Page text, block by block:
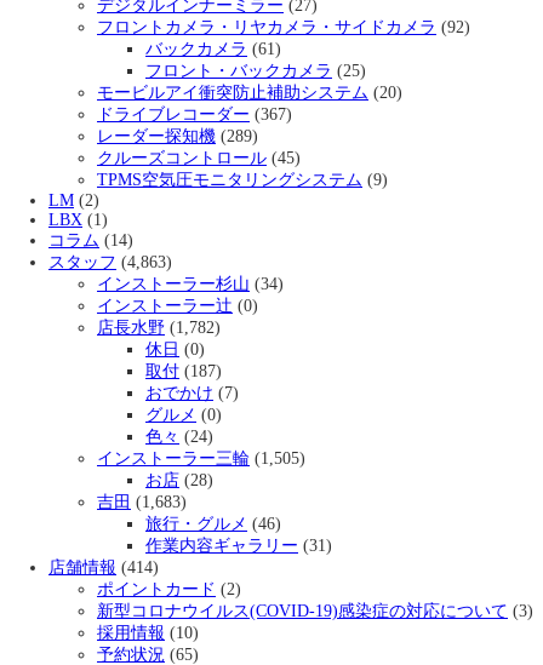
デジタルインナーミラー (27)
フロントカメラ・リヤカメラ・サイドカメラ (92)
バックカメラ (61)
フロント・バックカメラ (25)
モービルアイ衝突防止補助システム (20)
ドライブレコーダー (367)
レーダー探知機 (289)
クルーズコントロール (45)
TPMS空気圧モニタリングシステム (9)
LM (2)
LBX (1)
コラム (14)
スタッフ (4,863)
インストーラー杉山 (34)
インストーラー辻 (0)
店長水野 (1,782)
休日 (0)
取付 (187)
おでかけ (7)
グルメ (0)
色々 (24)
インストーラー三輪 (1,505)
お店 (28)
吉田 (1,683)
旅行・グルメ (46)
作業内容ギャラリー (31)
店舗情報 (414)
ポイントカード (2)
新型コロナウイルス(COVID-19)感染症の対応について (3)
採用情報 (10)
予約状況 (65)